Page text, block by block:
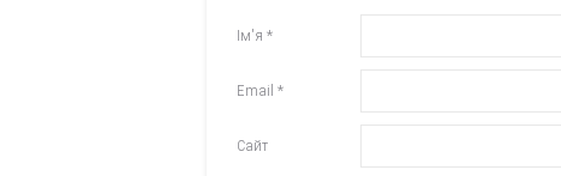
Ім'я *
Email *
Сайт